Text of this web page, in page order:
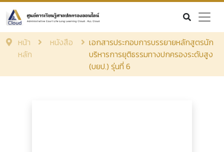
หน้า
หลัก
หนังสือ
เอกสารประกอบการบรรยายหลักสูตรนัก
บริหารการยุติธรรมทางปกครองระดับสูง
(บยป.) รุ่นที่ 6